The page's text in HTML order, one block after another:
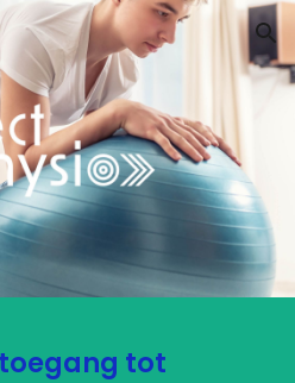
Skip to navigation
tot